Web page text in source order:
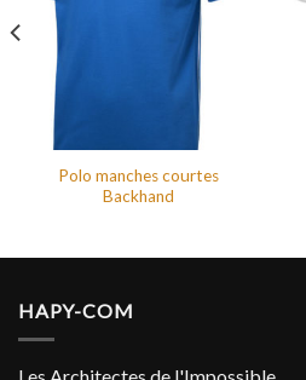
Polo manches courtes
Backhand
HAPY-COM